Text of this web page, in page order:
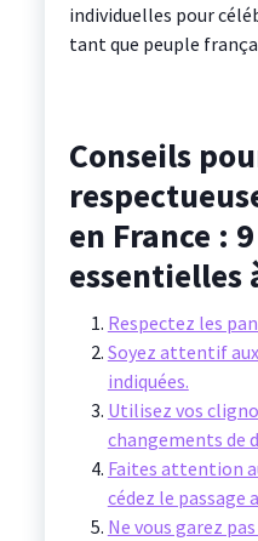
individuelles pour
tant que peuple
Conseils
en France :
essentielles
Respectez les
Soyez attentif
indiquées.
Utilisez vos
changements de
Faites attention
cédez le passage
Ne vous garez